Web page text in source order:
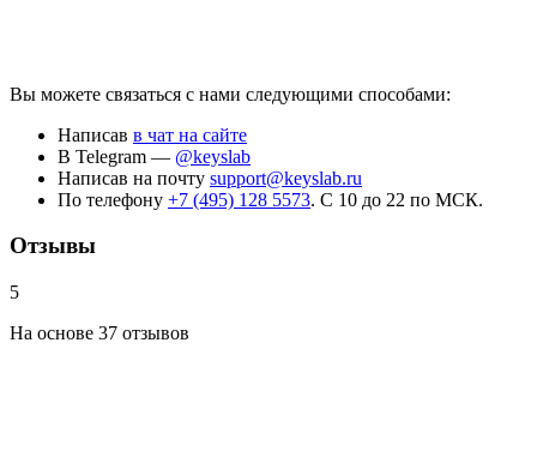
Вы можете связаться с нами следующими способами:
Написав в чат на сайте
В Telegram — @keyslab
Написав на почту support@keyslab.ru
По телефону +7 (495) 128 5573. С 10 до 22 по МСК.
Отзывы
5
На основе 37 отзывов